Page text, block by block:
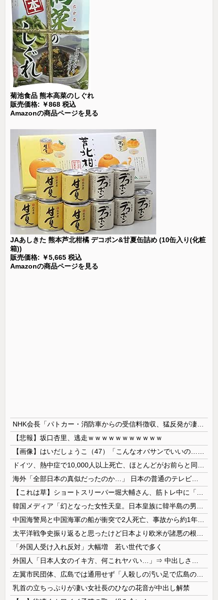
菊池食品 熊本高菜のしぐれ
販売価格: ￥868 税込
Amazonの商品ページを見る
JAあしきた 熊本芦北柑橘 デコポン&甘夏缶詰め (10缶入り(化粧
箱))
販売価格: ￥5,665 税込
Amazonの商品ページを見る
【悲報】坂口杏里、逃走ｗｗｗｗｗｗｗｗｗｗｗ
「外国人受け入れ反対」大幅増 若い世代で多く
乳首の立ちっぷりが凄い女社長のひなの花音が中出し解禁